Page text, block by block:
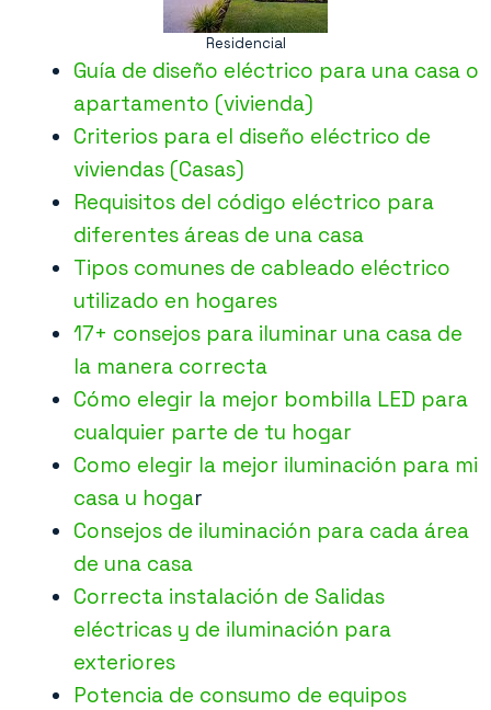
Residencial
Guía de diseño eléctrico para una casa o
apartamento (vivienda)
Criterios para el diseño eléctrico de
viviendas (Casas)
Requisitos del código eléctrico para
diferentes áreas de una casa
Tipos comunes de cableado eléctrico
utilizado en hogares
17+ consejos para iluminar una casa de
la manera correcta
Cómo elegir la mejor bombilla LED para
cualquier parte de tu hogar
Como elegir la mejor iluminación para mi
casa u hogar
Consejos de iluminación para cada área
de una casa
Correcta instalación de Salidas
eléctricas y de iluminación para
exteriores
Potencia de consumo de equipos